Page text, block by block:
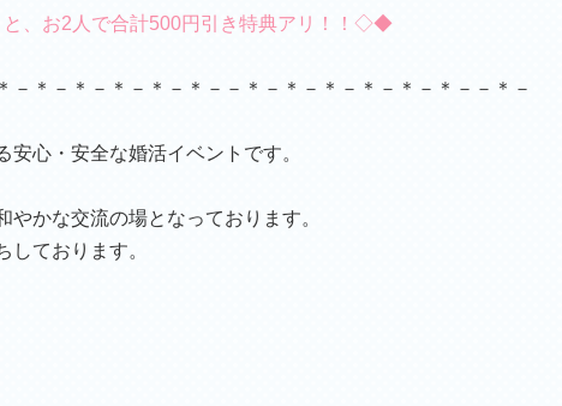
、お2人で合計500円引き特典アリ！！◇◆
－＊－＊－＊－＊－＊－－＊－＊－＊－＊－＊－＊－－＊－
心・安全な婚活イベントです。
かな交流の場となっております。
しております。